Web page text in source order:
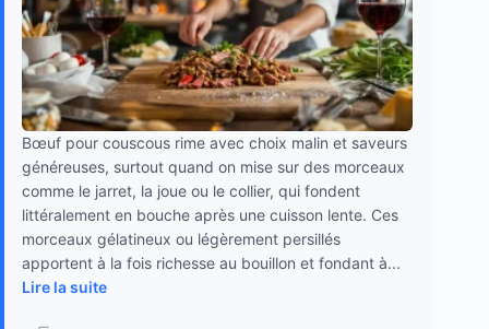
Bœuf pour couscous rime avec choix malin et saveurs
généreuses, surtout quand on mise sur des morceaux
comme le jarret, la joue ou le collier, qui fondent
littéralement en bouche après une cuisson lente. Ces
morceaux gélatineux ou légèrement persillés
apportent à la fois richesse au bouillon et fondant à...
Lire la suite